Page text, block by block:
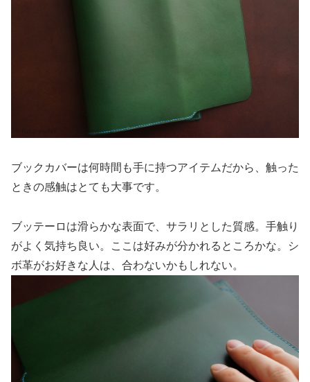
ブックカバーは何時間も手に持つアイテムだから、触った
ときの感触はとても大事です。
ブッテーロは滑らかな表面で、サラリとした質感。手触り
がよく気持ち良い。ここは好みが分かれるところかな。シ
ボ革がお好きな人は、合わないかもしれない。